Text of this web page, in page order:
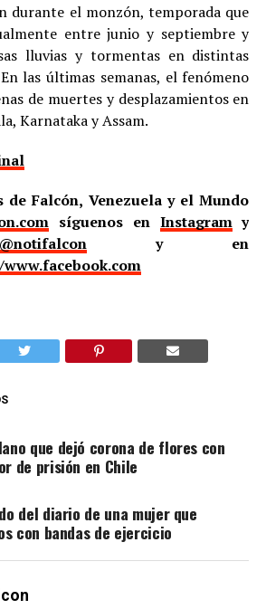
durante el monzón, temporada que
entre junio y septiembre y
lluvias y tormentas en distintas
las últimas semanas, el fenómeno
de muertes y desplazamientos en
Karnataka y Assam.
de Falcón, Venezuela y el Mundo
síguenos en Instagramy
@notifalcony en
que dejó corona de flores con
de prisión en Chile
del diario de una mujer que
con bandas de ejercicio